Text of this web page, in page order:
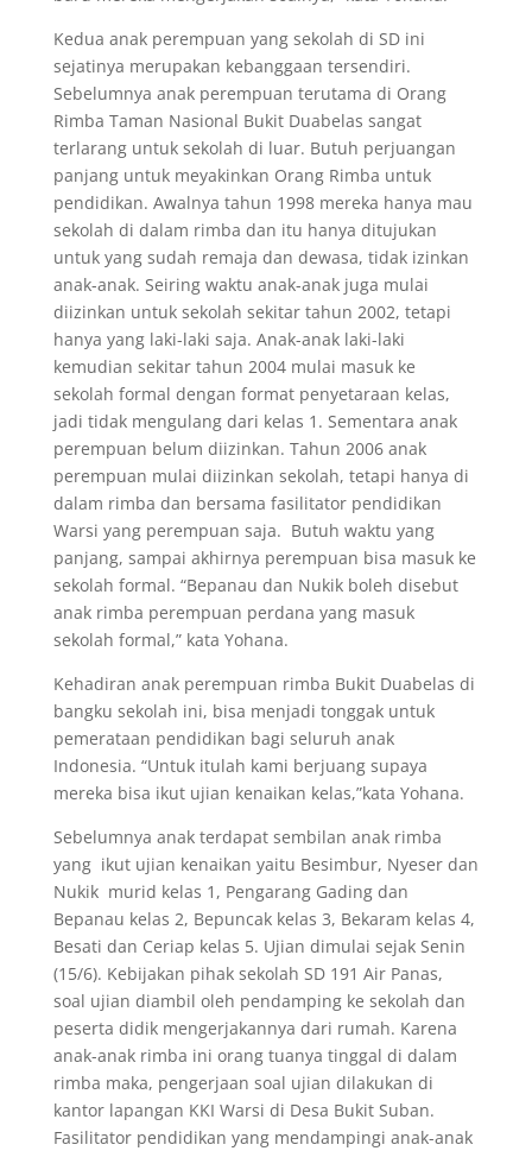
Kedua anak perempuan yang sekolah di SD ini
sejatinya merupakan kebanggaan tersendiri.
Sebelumnya anak perempuan terutama di Orang
Rimba Taman Nasional Bukit Duabelas sangat
terlarang untuk sekolah di luar. Butuh perjuangan
panjang untuk meyakinkan Orang Rimba untuk
pendidikan. Awalnya tahun 1998 mereka hanya mau
sekolah di dalam rimba dan itu hanya ditujukan
untuk yang sudah remaja dan dewasa, tidak izinkan
anak-anak. Seiring waktu anak-anak juga mulai
diizinkan untuk sekolah sekitar tahun 2002, tetapi
hanya yang laki-laki saja. Anak-anak laki-laki
kemudian sekitar tahun 2004 mulai masuk ke
sekolah formal dengan format penyetaraan kelas,
jadi tidak mengulang dari kelas 1. Sementara anak
perempuan belum diizinkan. Tahun 2006 anak
perempuan mulai diizinkan sekolah, tetapi hanya di
dalam rimba dan bersama fasilitator pendidikan
Warsi yang perempuan saja. Butuh waktu yang
panjang, sampai akhirnya perempuan bisa masuk ke
sekolah formal. “Bepanau dan Nukik boleh disebut
anak rimba perempuan perdana yang masuk
sekolah formal,” kata Yohana.
Kehadiran anak perempuan rimba Bukit Duabelas di
bangku sekolah ini, bisa menjadi tonggak untuk
pemerataan pendidikan bagi seluruh anak
Indonesia. “Untuk itulah kami berjuang supaya
mereka bisa ikut ujian kenaikan kelas,”kata Yohana.
Sebelumnya anak terdapat sembilan anak rimba
yang ikut ujian kenaikan yaitu Besimbur, Nyeser dan
Nukik murid kelas 1, Pengarang Gading dan
Bepanau kelas 2, Bepuncak kelas 3, Bekaram kelas 4,
Besati dan Ceriap kelas 5. Ujian dimulai sejak Senin
(15/6). Kebijakan pihak sekolah SD 191 Air Panas,
soal ujian diambil oleh pendamping ke sekolah dan
peserta didik mengerjakannya dari rumah. Karena
anak-anak rimba ini orang tuanya tinggal di dalam
rimba maka, pengerjaan soal ujian dilakukan di
kantor lapangan KKI Warsi di Desa Bukit Suban.
Fasilitator pendidikan yang mendampingi anak-anak